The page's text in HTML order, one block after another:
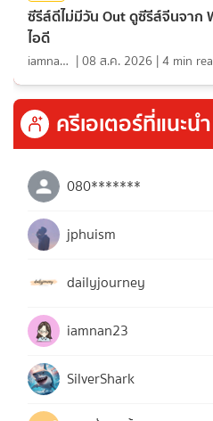
ซีรีส์ดีไม่มีวัน Out ดูซีรีส์จีนจาก
ไอดี
iamnan23 |08 ส.ค. 2026 |4 min
ครีเอเตอร์ที่แนะนำ
080*******
jphuism
dailyjourney
iamnan23
SilverShark